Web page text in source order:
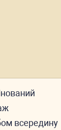
всередину